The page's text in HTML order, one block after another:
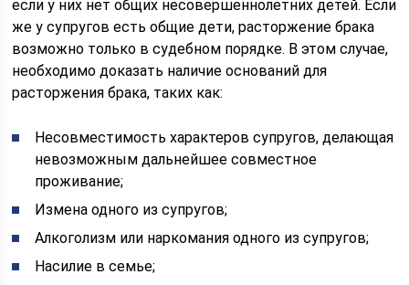
если у них нет общих несовершеннолетних детей. Если
же у супругов есть общие дети, расторжение брака
возможно только в судебном порядке. В этом случае,
необходимо доказать наличие оснований для
расторжения брака, таких как:
Несовместимость характеров супругов, делающая
невозможным дальнейшее совместное
проживание;
Измена одного из супругов;
Алкоголизм или наркомания одного из супругов;
Насилие в семье;